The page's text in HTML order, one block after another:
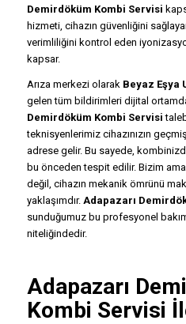
Demirdöküm Kombi Servisi
hizmeti, cihazın güvenliğini
verimliliğini kontrol eden
kapsar.
Arıza merkezi olarak Beyaz Eşya
gelen tüm bildirimleri dijital ortamda
Demirdöküm Kombi Servisi
teknisyenlerimiz cihazınızın
adrese gelir. Bu sayede,
bu önceden tespit edilir. Bizim
değil, cihazın mekanik ömrünü
yaklaşımdır. Adapazarı
sunduğumuz bu profesyonel
niteliğindedir.
Adapazarı
Kombi Servisi